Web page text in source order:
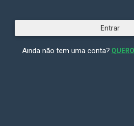
Entrar
Ainda não tem uma conta?